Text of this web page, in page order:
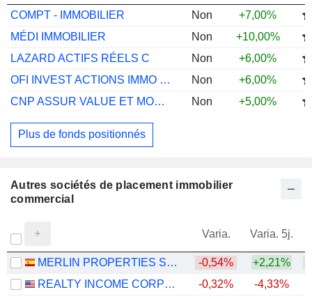
COMPT - IMMOBILIER
Non
+7,00%
MÉDI IMMOBILIER
Non
+10,00%
LAZARD ACTIFS RÉELS C
Non
+6,00%
OFI INVEST ACTIONS IMMO EURO A
Non
+6,00%
CNP ASSUR VALUE ET MOMENTUM A
Non +5,00%
Plus de fonds positionnés
Autres sociétés de placement immobilier
commercial
Varia. Varia. 5j.
MERLIN PROPERTIES SOCIMI, S.A. -0,54% +2,21%
REALTY INCOME CORPORATION
-0,32% -4,33%